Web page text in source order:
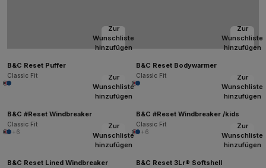
Zur
Wunschliste
hinzufügen
B&C Reset Puffer
Classic Fit
Zur
Wunschliste
hinzufügen
B&C Reset Bodywarmer
Classic Fit
Zur
Wunschliste
hinzufügen
B&C #Reset Windbreaker
Classic Fit
+6
Zur
Wunschliste
hinzufügen
B&C #Reset Windbreaker /kids
Classic Fit
+6
Zur
Wunschliste
hinzufügen
B&C Reset Lined Windbreaker
Zur
Wunschliste
hinzufügen
B&C Reset 3Lr® Softshell